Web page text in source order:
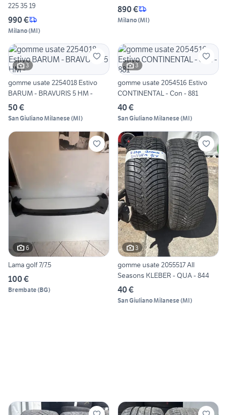
225 35 19
990 €
Milano(MI)
890 €
Milano(MI)
3
gomme usate 2254018 Estivo
BARUM - BRAVURIS 5 HM -
50 €
San Giuliano Milanese(MI)
3
gomme usate 2054516 Estivo
CONTINENTAL - Con - 881
40 €
San Giuliano Milanese(MI)
6
Lama golf 7/7.5
100 €
Brembate(BG)
3
gomme usate 2055517 All
Seasons KLEBER - QUA - 844
40 €
San Giuliano Milanese(MI)